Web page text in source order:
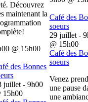
Découvrez
maintenant la
@ 15h00
des Bonnes
juillet - 9h00
15h00
Café des
soeurs
29 juillet -
@ 15h00
Café des
soeurs
Venez
une pause
une